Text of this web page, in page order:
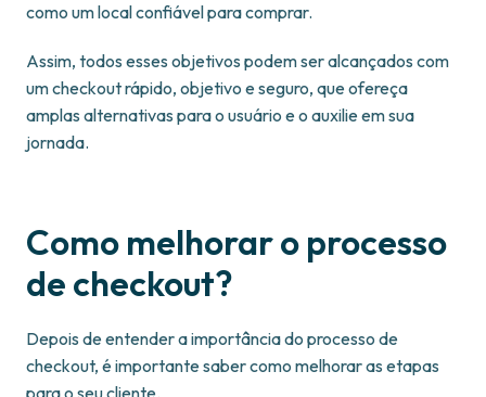
como um local confiável para comprar.
Assim, todos esses objetivos podem ser alcançados com
um checkout rápido, objetivo e seguro, que ofereça
amplas alternativas para o usuário e o auxilie em sua
jornada.
Como melhorar o processo
de checkout?
Depois de entender a importância do processo de
checkout, é importante saber como melhorar as etapas